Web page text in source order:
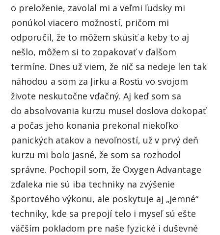
o preloženie, zavolal mi a veľmi ľudsky mi
ponúkol viacero možností, pričom mi
odporučil, že to môžem skúsiť a keby to aj
nešlo, môžem si to zopakovať v ďalšom
termíne. Dnes už viem, že nič sa nedeje len tak
náhodou a som za Jirku a Rosťu vo svojom
živote neskutočne vďačný. Aj keď som sa
do absolvovania kurzu musel doslova dokopať
a počas jeho konania prekonal niekoľko
panických atakov a nevoľností, už v prvý deň
kurzu mi bolo jasné, že som sa rozhodol
správne. Pochopil som, že Oxygen Advantage
zďaleka nie sú iba techniky na zvýšenie
športového výkonu, ale poskytuje aj „jemné“
techniky, kde sa prepojí telo i myseľ sú ešte
väčším pokladom pre naše fyzické i duševné